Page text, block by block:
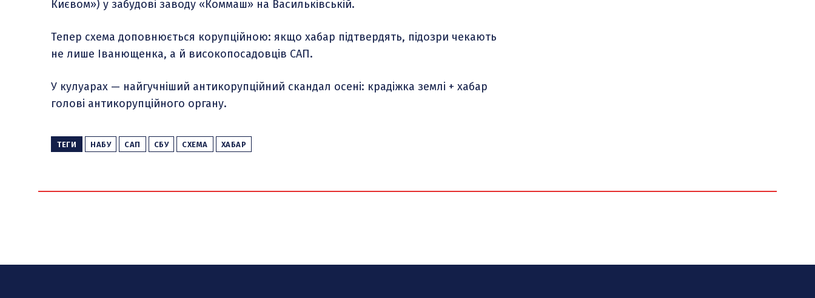
Києвом») у забудові заводу «Коммаш» на Васильківській.
Тепер схема доповнюється корупційною: якщо хабар підтвердять, підозри чекають
не лише Іванющенка, а й високопосадовців САП.
У кулуарах — найгучніший антикорупційний скандал осені: крадіжка землі + хабар
голові антикорупційного органу.
ТЕГИ НАБУ САП СБУ СХЕМА ХАБАР